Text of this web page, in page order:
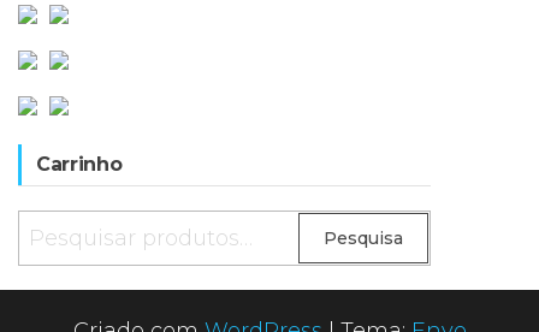
Carrinho
Pesquisar
por:
Pesquisa